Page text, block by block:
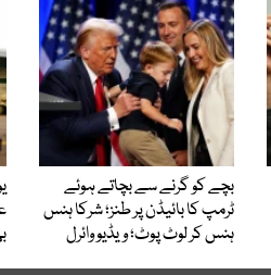
بچے کو گرنے سے بچاتے ہوئے
ٹرمپ کا بائیڈن پر طنز؛ شرکا ہنس
ہنس کر لوٹ پوٹ؛ ویڈیو وائرل